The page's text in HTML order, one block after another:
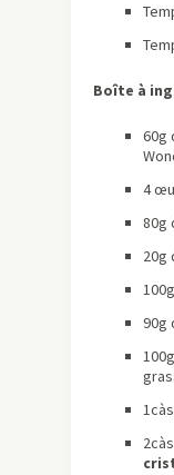
Boîte à
60g
4
80g
20g
90g